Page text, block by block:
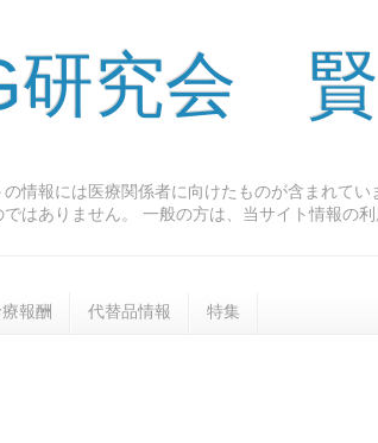
研究会 賢
の情報には医療関係者に向けたものが含まれて
はありません。 一般の方は、当サイト情報の
報酬 代替品情報 特集